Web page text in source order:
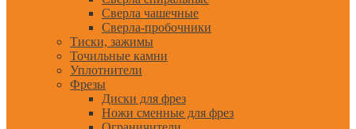
Сверла чашечные
Сверла-пробочники
Тиски, зажимы
Точильные камни
Уплотнители
Фрезы
Диски для фрез
Ножи сменные для фрез